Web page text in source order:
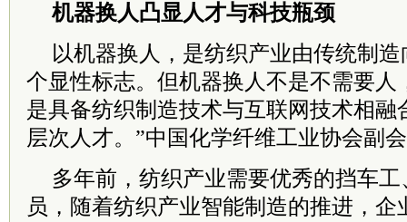
机器换人凸显人才与科技瓶颈
以机器换人，是纺织产业由传统制
个显性标志。但机器换人不是不需要人
是具备纺织制造技术与互联网技术相融
层次人才。”中国化学纤维工业协会副
多年前，纺织产业需要优秀的挡车
员，随着纺织产业智能制造的推进，企